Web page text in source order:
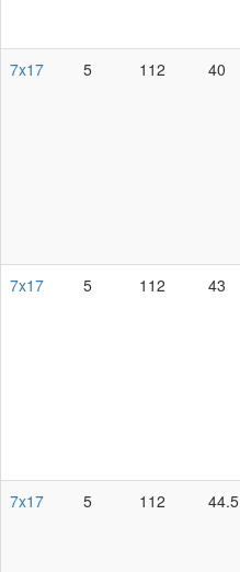
7x17 5 112 40
7x17 5 112 43
7x17 5 112 44.5